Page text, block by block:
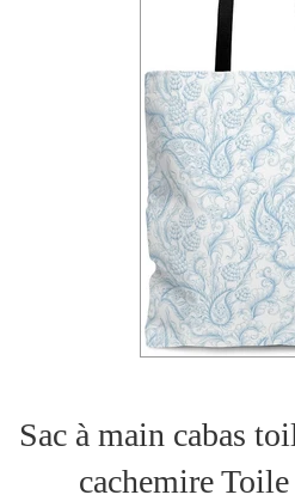
Sac à main cabas
cachemire